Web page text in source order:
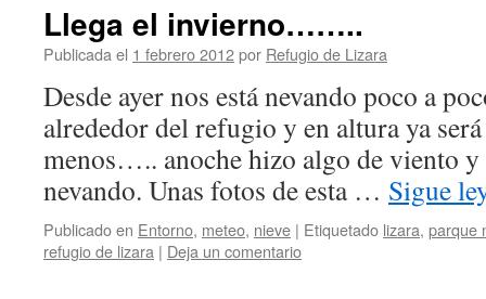
Llega el invierno……..
Publicada el 1 febrero 2012por Refugio de Lizara
Desde ayer nos está nevando poco a
alrededor del refugio y en altura ya
menos….. anoche hizo algo de viento y
nevando. Unas fotos de esta … Sigue
Publicado en Entorno, meteo, nieve | Etiquetado lizara, parque
refugio de lizara | Deja un comentario